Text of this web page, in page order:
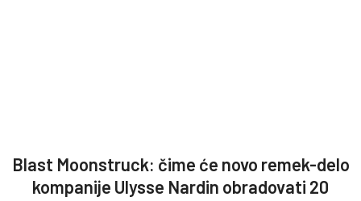
Blast Moonstruck: čime će novo remek-delo
kompanije Ulysse Nardin obradovati 20